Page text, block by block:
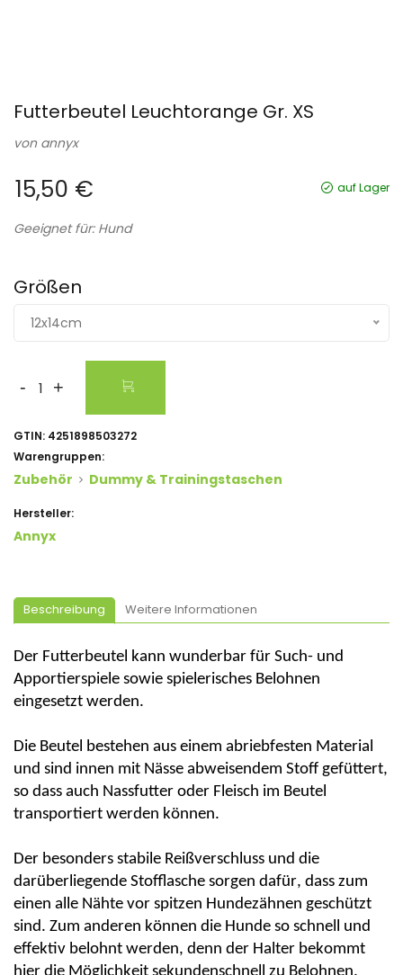
Futterbeutel Leuchtorange Gr. XS
von annyx
15,50 € auf Lager
Geeignet für: Hund
Größen
12x14cm
- +
GTIN: 4251898503272
Warengruppen:
Zubehör Dummy & Trainingstaschen
Hersteller:
Annyx
Beschreibung Weitere Informationen
Der Futterbeutel kann wunderbar für Such- und
Apportierspiele sowie spielerisches Belohnen
eingesetzt werden.
Die Beutel bestehen aus einem abriebfesten Material
und sind innen mit Nässe abweisendem Stoff gefüttert,
so dass auch Nassfutter oder Fleisch im Beutel
transportiert werden können.
Der besonders stabile Reißverschluss und die
darüberliegende Stofflasche sorgen dafür, dass zum
einen alle Nähte vor spitzen Hundezähnen geschützt
sind. Zum anderen können die Hunde so schnell und
effektiv belohnt werden, denn der Halter bekommt